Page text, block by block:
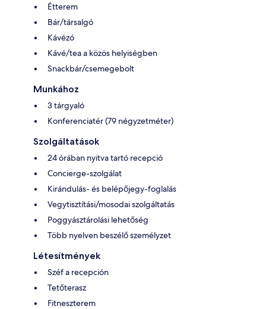
Étterem
Bár/társalgó
Kávézó
Kávé/tea a közös helyiségben
Snackbár/csemegebolt
Munkához
3 tárgyaló
Konferenciatér (79 négyzetméter)
Szolgáltatások
24 órában nyitva tartó recepció
Concierge-szolgálat
Kirándulás- és belépőjegy-foglalás
Vegytisztítási/mosodai szolgáltatás
Poggyásztárolási lehetőség
Több nyelven beszélő személyzet
Létesítmények
Széf a recepción
Tetőterasz
Fitneszterem